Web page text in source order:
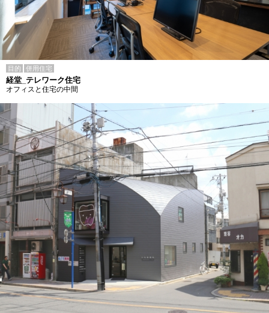
目的 併用住宅
経堂_テレワーク住宅
オフィスと住宅の中間